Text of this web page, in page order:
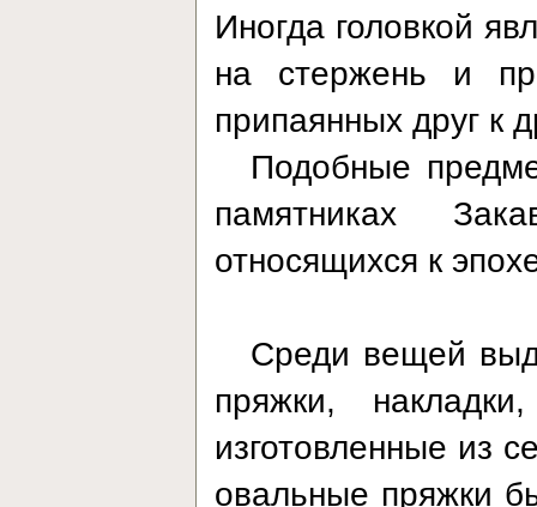
Иногда головкой
на стержень и
припаянных друг к
Подобные
памятниках
относящихся к
Среди вещей
пряжки,
изготовленные из
овальные пряжки